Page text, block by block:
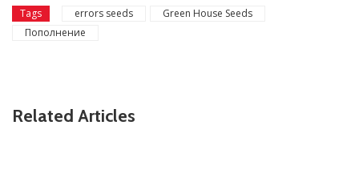
Tags errors seeds
Green House Seeds
Пополнение
Related Articles